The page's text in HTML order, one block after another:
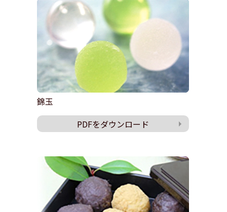
錦玉
PDFをダウンロード